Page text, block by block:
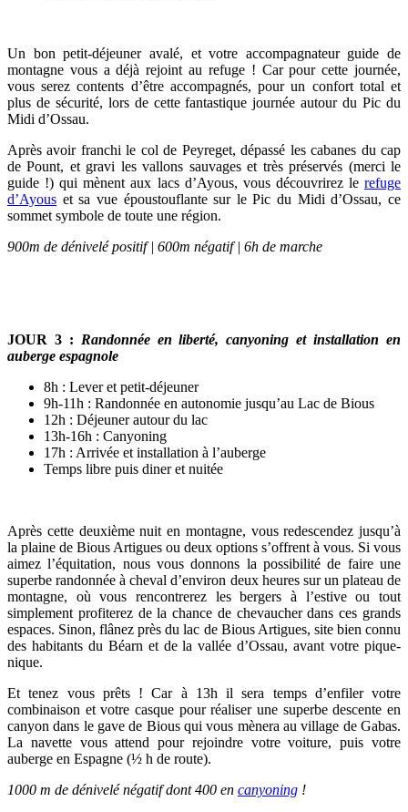
Un bon petit-déjeuner avalé, et votre accompagnateur guide de
montagne vous a déjà rejoint au refuge ! Car pour cette journée,
vous serez contents d’être accompagnés, pour un confort total et
plus de sécurité, lors de cette fantastique journée autour du Pic du
Midi d’Ossau.
Après avoir franchi le col de Peyreget, dépassé les cabanes du cap
de Pount, et gravi les vallons sauvages et très préservés (merci le
guide !) qui mènent aux lacs d’Ayous, vous découvrirez le refuge
d’Ayous et sa vue époustouflante sur le Pic du Midi d’Ossau, ce
sommet symbole de toute une région.
900m de dénivelé positif | 600m négatif | 6h de marche
JOUR 3 : Randonnée en liberté, canyoning et installation en
auberge espagnole
8h : Lever et petit-déjeuner
9h-11h : Randonnée en autonomie jusqu’au Lac de Bious
12h : Déjeuner autour du lac
13h-16h : Canyoning
17h : Arrivée et installation à l’auberge
Temps libre puis diner et nuitée
Après cette deuxième nuit en montagne, vous redescendez jusqu’à
la plaine de Bious Artigues ou deux options s’offrent à vous. Si vous
aimez l’équitation, nous vous donnons la possibilité de faire une
superbe randonnée à cheval d’environ deux heures sur un plateau de
montagne, où vous rencontrerez les bergers à l’estive ou tout
simplement profiterez de la chance de chevaucher dans ces grands
espaces. Sinon, flânez près du lac de Bious Artigues, site bien connu
des habitants du Béarn et de la vallée d’Ossau, avant votre pique-
nique.
Et tenez vous prêts ! Car à 13h il sera temps d’enfiler votre
combinaison et votre casque pour réaliser une superbe descente en
canyon dans le gave de Bious qui vous mènera au village de Gabas.
La navette vous attend pour rejoindre votre voiture, puis votre
auberge en Espagne (½ h de route).
1000 m de dénivelé négatif dont 400 en canyoning !